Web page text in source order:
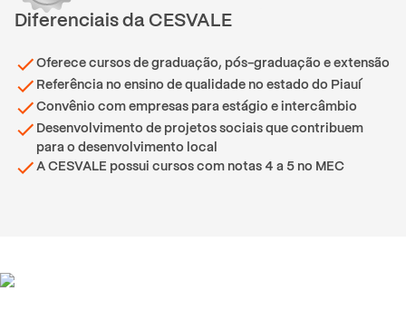
DiferenciaisdaCESVALE
Oferece cursos de graduação, pós-graduação e extensão
Referência no ensino de qualidade no estado do Piauí
Convênio com empresas para estágio e intercâmbio
Desenvolvimento de projetos sociais que contribuem
para o desenvolvimento local
A CESVALE possui cursos com notas 4 a 5 no MEC
Depoimentos de alunos